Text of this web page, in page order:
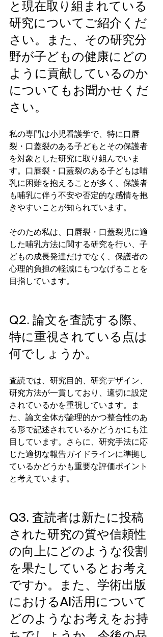
と現在取り組まれている
研究についてご紹介くだ
さい。また、その研究分
野が子どもの健康にどの
ように貢献しているのか
についてもお聞かせくだ
さい。
私の専門は小児看護学で、特に口唇
裂・口蓋裂のある子どもとその保護者
を対象とした研究に取り組んでいま
す。口唇裂・口蓋裂のある子どもは哺
乳に困難を抱えることが多く、保護者
も哺乳に伴う不安や否定的な感情を抱
きやすいことが知られています。
そのため私は、口唇裂・口蓋裂児に適
した哺乳方法に関する研究を行い、子
どもの成長発達だけでなく、保護者の
心理的負担の軽減にもつなげることを
目指しています。
Q2. 論文を査読する際、
特に重視されている点は
何でしょうか。
査読では、研究目的、研究デザイン、
研究方法が一貫しており、適切に設定
されているかを重視しています。ま
た、論文全体が論理的かつ整合性のあ
る形で記述されているかどうかにも注
目しています。さらに、研究手法に応
じた適切な報告ガイドラインに準拠し
ているかどうかも重要な評価ポイント
と考えています。
Q3. 査読者は新たに投稿
された研究の質や信頼性
の向上にどのような役割
を果たしているとお考え
ですか。また、学術出版
におけるAI活用について
どのようなお考えをお持